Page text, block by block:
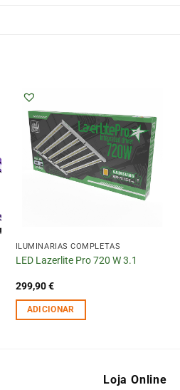
ILUMINÁRIAS COMPLETAS
LED Lazerlite Pro 720 W 3.1
299,90€
ADICIONAR
Loja Online